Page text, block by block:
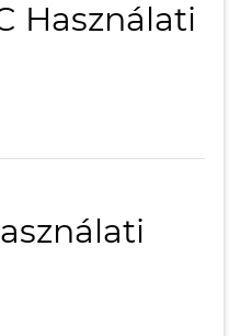
Használati